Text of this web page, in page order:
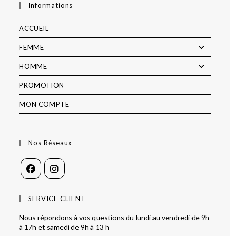
Informations
ACCUEIL
FEMME
HOMME
PROMOTION
MON COMPTE
Nos Réseaux
SERVICE CLIENT
Nous répondons à vos questions du lundi au vendredi de 9h
à 17h et samedi de 9h à 13 h